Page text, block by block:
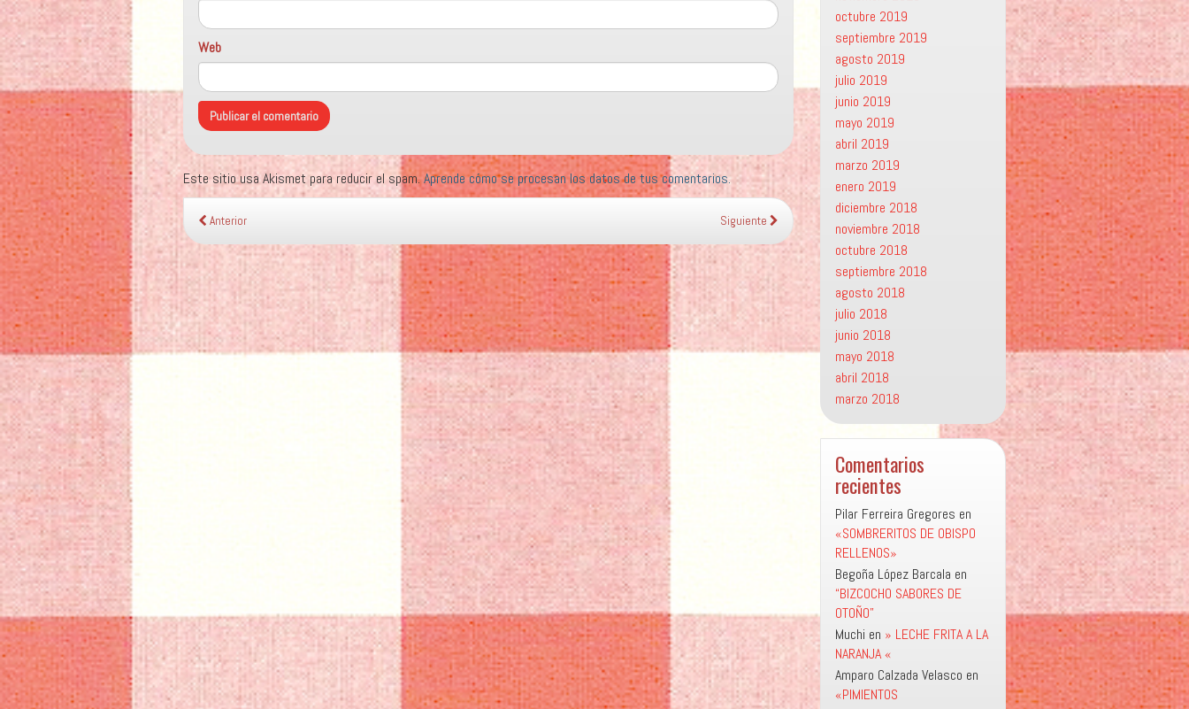
Web
Este sitio usa Akismet para reducir el spam.Aprende cómo se procesan los datos de tus comentarios.
Anterior Siguiente
octubre 2019
septiembre 2019
agosto 2019
julio 2019
junio 2019
mayo 2019
abril 2019
marzo 2019
enero 2019
diciembre 2018
noviembre 2018
octubre 2018
septiembre 2018
agosto 2018
julio 2018
junio 2018
mayo 2018
abril 2018
marzo 2018
Comentarios
recientes
Pilar Ferreira Gregores en
«SOMBRERITOS DE OBISPO
RELLENOS»
Begoña López Barcala en
“BIZCOCHO SABORES DE
OTOÑO”
Muchi en » LECHE FRITA A LA
NARANJA «
Amparo Calzada Velasco en
«PIMIENTOS